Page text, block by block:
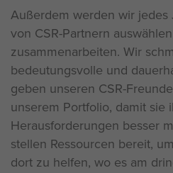
Außerdem werden wir
von CSR-Partnern
zusammenarbeiten. Wir
bedeutungsvolle und
geben unseren CSR-
unserem Portfolio, damit sie
Herausforderungen besser
stellen Ressourcen bereit,
dort zu helfen, wo es am